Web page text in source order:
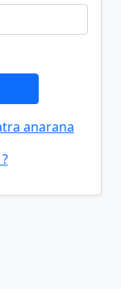
anarana